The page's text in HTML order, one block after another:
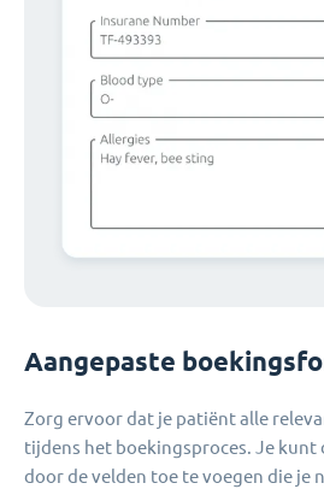
Aangepaste
Zorg ervoor dat je patiënt alle
tijdens het boekingsproces. Je kunt
door de velden toe te voegen die je